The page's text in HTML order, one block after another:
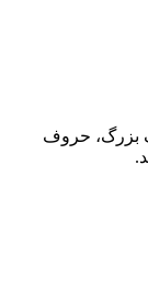
بزرگ، حروف